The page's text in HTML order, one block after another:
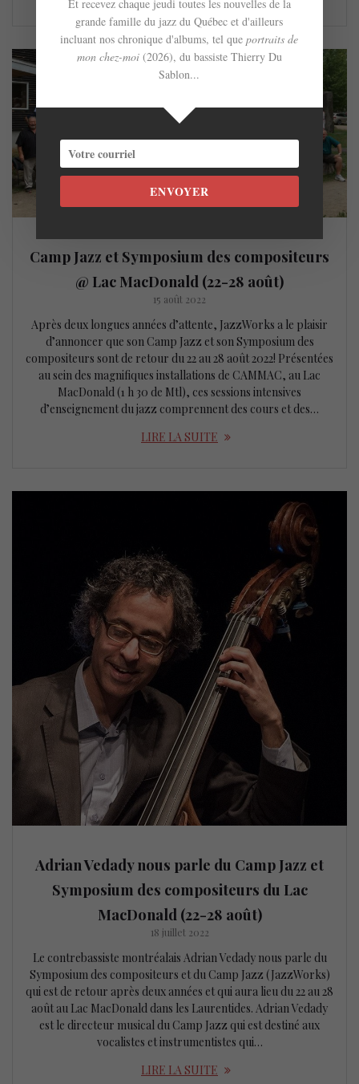
Camp Jazz et Symposium des compositeurs
@ Lac MacDonald (22-28 août)
15 août 2022
Après deux longues années d’attente, JazzWorks a le plaisir
d’annoncer que son Camp Jazz et son Symposium des
compositeurs sont de retour du 22 au 28 août 2022! Présentées
au sein des magnifiques installations de CAMMAC, au Lac
MacDonald (1 h 30 de Mtl), ces sessions intensives
d’enseignement du jazz comprennent des cours et des…
LIRE LA SUITE
Adrian Vedady nous parle du Camp Jazz et
Symposium des compositeurs du Lac
MacDonald (22-28 août)
18 juillet 2022
Le contrebassiste montréalais Adrian Vedady nous parle du
Symposium des compositeurs et du Camp Jazz (JazzWorks)
qui est de retour après deux années et qui aura lieu du 22 au 28
août au Lac MacDonald dans les Laurentides. Adrian Vedady
est le directeur musical du Camp Jazz qui est destiné aux
vocalistes et instrumentistes qui…
LIRE LA SUITE
Et recevez chaque jeudi toutes les nouvelles de la
grande famille du jazz du Québec et d'ailleurs
incluant nos chronique d'albums, tel queportraits de
mon chez-moi (2026), du bassiste Thierry Du
Sablon...
ENVOYER